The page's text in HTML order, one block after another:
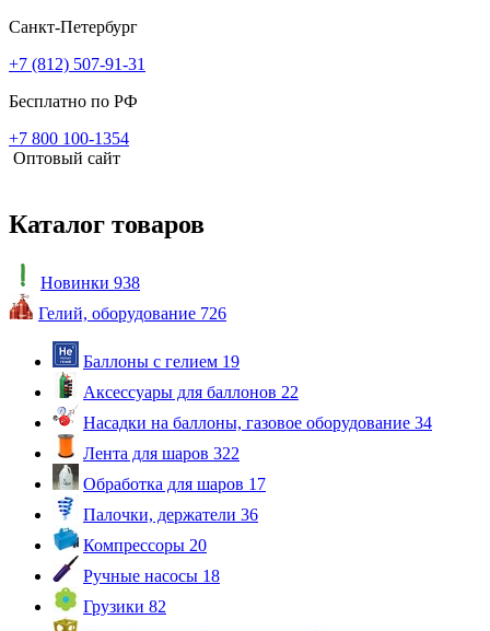
Санкт-Петербург
+7 (812) 507-91-31
Бесплатно по РФ
+7 800 100-1354
Оптовый сайт
Каталог товаров
Новинки 938
Гелий, оборудование 726
Баллоны с гелием 19
Аксессуары для баллонов 22
Насадки на баллоны, газовое оборудование 34
Лента для шаров 322
Обработка для шаров 17
Палочки, держатели 36
Компрессоры 20
Ручные насосы 18
Грузики 82